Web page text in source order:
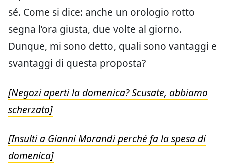
sé. Come si dice: anche un orologio rotto
segna l’ora giusta, due volte al giorno.
Dunque, mi sono detto, quali sono vantaggi e
svantaggi di questa proposta?
[Negozi aperti la domenica? Scusate, abbiamo
scherzato]
[Insulti a Gianni Morandi perché fa la spesa di
domenica]